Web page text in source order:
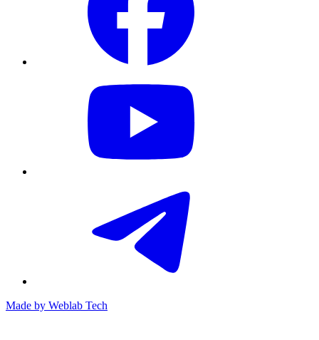
Made by Weblab Tech